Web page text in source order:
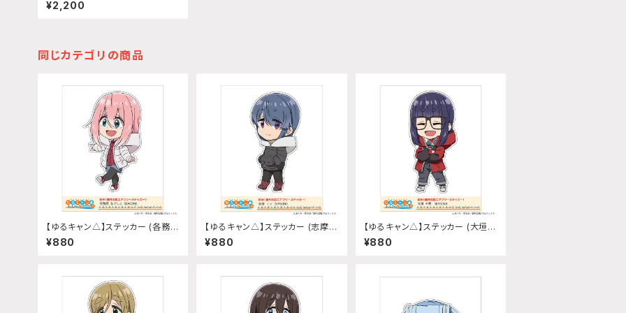
サイズ
¥2,200
同じカテゴリの商品
【ゆるキャン△】ステッカー (各務原
なでしこ『SEASON3』)
¥880
【ゆるキャン△】ステッカー (志摩リ
ン『SEASON3』)
¥880
【ゆるキャン△】ステッカー (大垣千
明『SEASON3』)
¥880